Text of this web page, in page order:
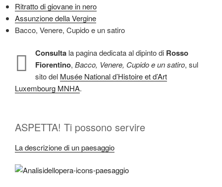
Ritratto di giovane in nero
Assunzione della Vergine
Bacco, Venere, Cupido e un satiro
Consulta la pagina dedicata al dipinto di Rosso
Fiorentino, Bacco, Venere, Cupido e un satiro, sul
sito del Musée National d’Histoire et d’Art
Luxembourg MNHA.
ASPETTA! Ti possono servire
La descrizione di un paesaggio